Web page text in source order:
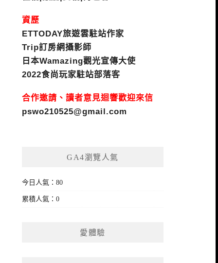
資歷
ETTODAY旅遊雲駐站作家
Trip訂房網攝影師
日本Wamazing觀光宣傳大使
2022食尚玩家駐站部落客
合作邀請、讀者意見迴響歡迎來信
pswo210525@gmail.com
GA4瀏覽人氣
今日人氣：80
累積人氣：0
愛體驗